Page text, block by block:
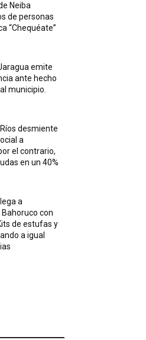
Neiba
de personas
“Chequéate”
emite
ante hecho
municipio.
desmiente
a
el contrario,
en un 40%
a
con
de estufas y
a igual